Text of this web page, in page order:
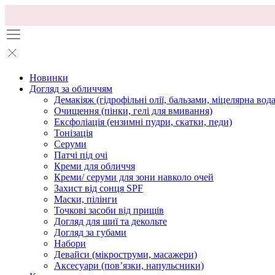
Новинки
Догляд за обличчям
Демакіяж (гідрофільні олії, бальзами, міцелярна
Очищення (пінки, гелі для вмивання)
Ексфоліація (ензимні пудри, скатки, педи)
Тонізація
Серуми
Патчі під очі
Креми для обличчя
Креми/ серуми для зони навколо очей
Захист від сонця SPF
Маски, пілінги
Точкові засоби від прищів
Догляд для шиї та декольте
Догляд за губами
Набори
Девайси (мікроструми, масажери)
Аксесуари (повʼязки, напульсники)